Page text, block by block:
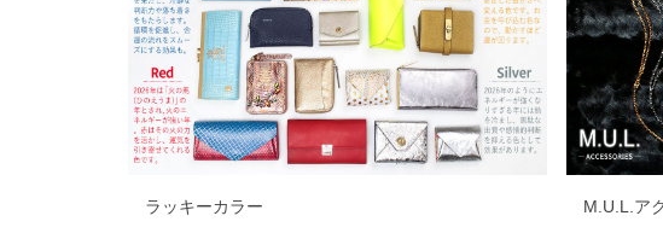
ラッキーカラー M.U.L.ア